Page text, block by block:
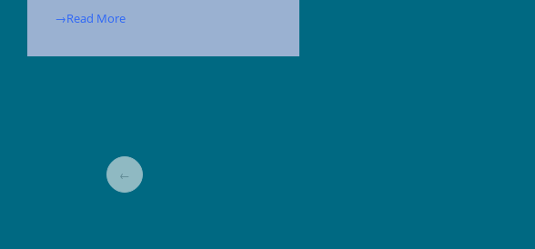
→Read More
←